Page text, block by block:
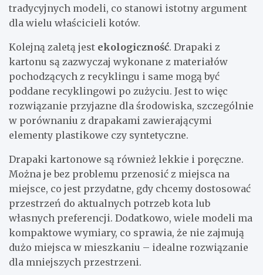
tradycyjnych modeli, co stanowi istotny argument
dla wielu właścicieli kotów.
Kolejną zaletą jest ekologiczność. Drapaki z
kartonu są zazwyczaj wykonane z materiałów
pochodzących z recyklingu i same mogą być
poddane recyklingowi po zużyciu. Jest to więc
rozwiązanie przyjazne dla środowiska, szczególnie
w porównaniu z drapakami zawierającymi
elementy plastikowe czy syntetyczne.
Drapaki kartonowe są również lekkie i poręczne.
Można je bez problemu przenosić z miejsca na
miejsce, co jest przydatne, gdy chcemy dostosować
przestrzeń do aktualnych potrzeb kota lub
własnych preferencji. Dodatkowo, wiele modeli ma
kompaktowe wymiary, co sprawia, że nie zajmują
dużo miejsca w mieszkaniu – idealne rozwiązanie
dla mniejszych przestrzeni.